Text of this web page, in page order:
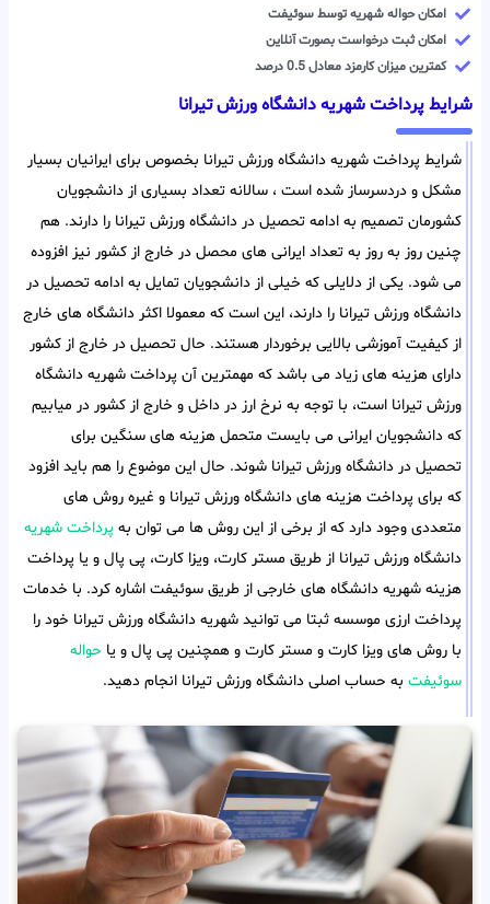
امکان حواله شهریه توسط سوئیفت
امکان ثبت درخواست بصورت آنلاین
کمترین میزان کارمزد معادل 0.5 درصد
شرایط پرداخت شهریه دانشگاه ورزش تیرانا
شرایط پرداخت شهریه دانشگاه ورزش تیرانا بخصوص برای ایرانیان بسیار
مشکل و دردسرساز شده است ، سالانه تعداد بسیاری از دانشجویان
کشورمان تصمیم به ادامه تحصیل در دانشگاه ورزش تیرانا را دارند. هم
چنین روز به روز به تعداد ایرانی های محصل در خارج از کشور نیز افزوده
می شود. یکی از دلایلی که خیلی از دانشجویان تمایل به ادامه تحصیل در
دانشگاه ورزش تیرانا را دارند، این است که معمولا اکثر دانشگاه های خارج
از کیفیت آموزشی بالایی برخوردار هستند. حال تحصیل در خارج از کشور
دارای هزینه های زیاد می باشد که مهمترین آن پرداخت شهریه دانشگاه
ورزش تیرانا است، با توجه به نرخ ارز در داخل و خارج از کشور در میابیم
که دانشجویان ایرانی می بایست متحمل هزینه های سنگین برای
تحصیل در دانشگاه ورزش تیرانا شوند. حال این موضوع را هم باید افزود
که برای پرداخت هزینه های دانشگاه ورزش تیرانا و غیره روش های
متعددی وجود دارد که از برخی از این روش ها می توان به پرداخت شهریه
دانشگاه ورزش تیرانا از طریق مستر کارت، ویزا کارت، پی پال و یا پرداخت
هزینه شهریه دانشگاه های خارجی از طریق سوئیفت اشاره کرد. با خدمات
پرداخت ارزی موسسه ثبتا می توانید شهریه دانشگاه ورزش تیرانا خود را
با روش های ویزا کارت و مستر کارت و همچنین پی پال و یا حواله
سوئیفت به حساب اصلی دانشگاه ورزش تیرانا انجام دهید.